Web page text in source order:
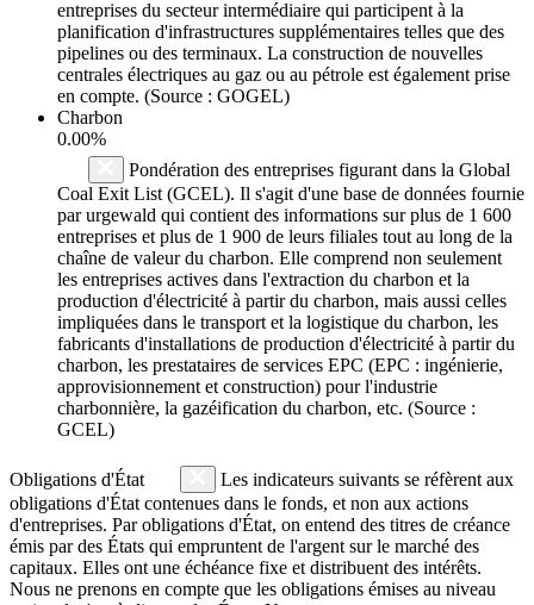
entreprises du secteur intermédiaire qui participent à la
planification d'infrastructures supplémentaires telles que des
pipelines ou des terminaux. La construction de nouvelles
centrales électriques au gaz ou au pétrole est également prise
en compte. (Source : GOGEL)
Charbon
0.00%
Pondération des entreprises figurant dans la Global
Coal Exit List (GCEL). Il s'agit d'une base de données fournie
par urgewald qui contient des informations sur plus de 1 600
entreprises et plus de 1 900 de leurs filiales tout au long de la
chaîne de valeur du charbon. Elle comprend non seulement
les entreprises actives dans l'extraction du charbon et la
production d'électricité à partir du charbon, mais aussi celles
impliquées dans le transport et la logistique du charbon, les
fabricants d'installations de production d'électricité à partir du
charbon, les prestataires de services EPC (EPC : ingénierie,
approvisionnement et construction) pour l'industrie
charbonnière, la gazéification du charbon, etc. (Source :
GCEL)
Obligations d'État
Les indicateurs suivants se réfèrent aux
obligations d'État contenues dans le fonds, et non aux actions
d'entreprises. Par obligations d'État, on entend des titres de créance
émis par des États qui empruntent de l'argent sur le marché des
capitaux. Elles ont une échéance fixe et distribuent des intérêts.
Nous ne prenons en compte que les obligations émises au niveau